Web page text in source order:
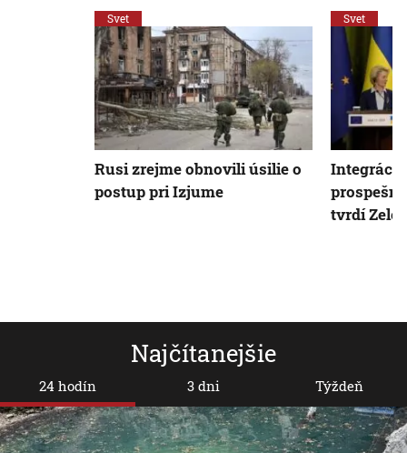
Najčítanejšie
24 hodín 3 dni Týždeň
Svet
Rusi zrejme obnovili úsilie o
postup pri Izjume
Svet
tvrdí